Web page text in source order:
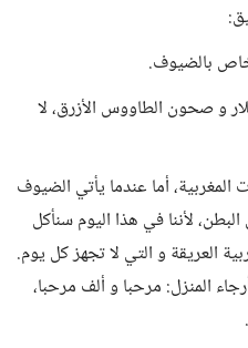
بالضيوف.
و صحون الطاووس الأزرق، لا
أما عندما يأتي الضيوف
لأننا في هذا اليوم سنأكل
العريقة و التي لا تجهز كل يوم.
المنزل: مرحبا و ألف مرحبا،